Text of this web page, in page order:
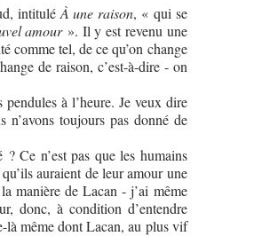
intitulé À une raison, « qui se
amour». Il y est revenu une
comme tel, de ce qu’on change
de raison, c’est-à-dire - on
à l’heure. Je veux dire
n’avons toujours pas donné de
Ce n’est pas que les humains
auraient de leur amour une
manière de Lacan - j’ai même
donc, à condition d’entendre
là même dont Lacan, au plus vif